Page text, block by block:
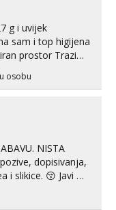
g i uvijek
sam i top higijena
prostor Trazim
Erotsko rublje
osobu
NISTA
😚 Javi mi
723 0045